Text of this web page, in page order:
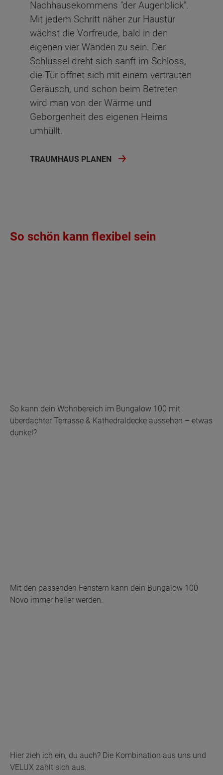
Nachhausekommens "der Augenblick".
Mit jedem Schritt näher zur Haustür
wächst die Vorfreude, bald in den
eigenen vier Wänden zu sein. Der
Schlüssel dreht sich sanft im Schloss,
die Tür öffnet sich mit einem vertrauten
Geräusch, und schon beim Betreten
wird man von der Wärme und
Geborgenheit des eigenen Heims
umhüllt.
TRAUMHAUS PLANEN
So schön kann flexibel sein
So kann dein Wohnbereich im Bungalow 100 mit
überdachter Terrasse & Kathedraldecke aussehen – etwas
dunkel?
Mit den passenden Fenstern kann dein Bungalow 100
Novo immer heller werden.
Hier zieh ich ein, du auch? Die Kombination aus uns und
VELUX zahlt sich aus.